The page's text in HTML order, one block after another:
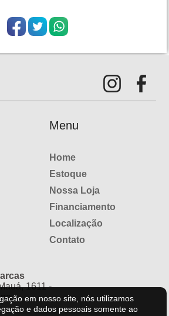
Menu
Home
Estoque
Nossa Loja
Financiamento
Localização
Contato
1611 -
em nosso site, nós utilizamos
e dados pessoais somente ao